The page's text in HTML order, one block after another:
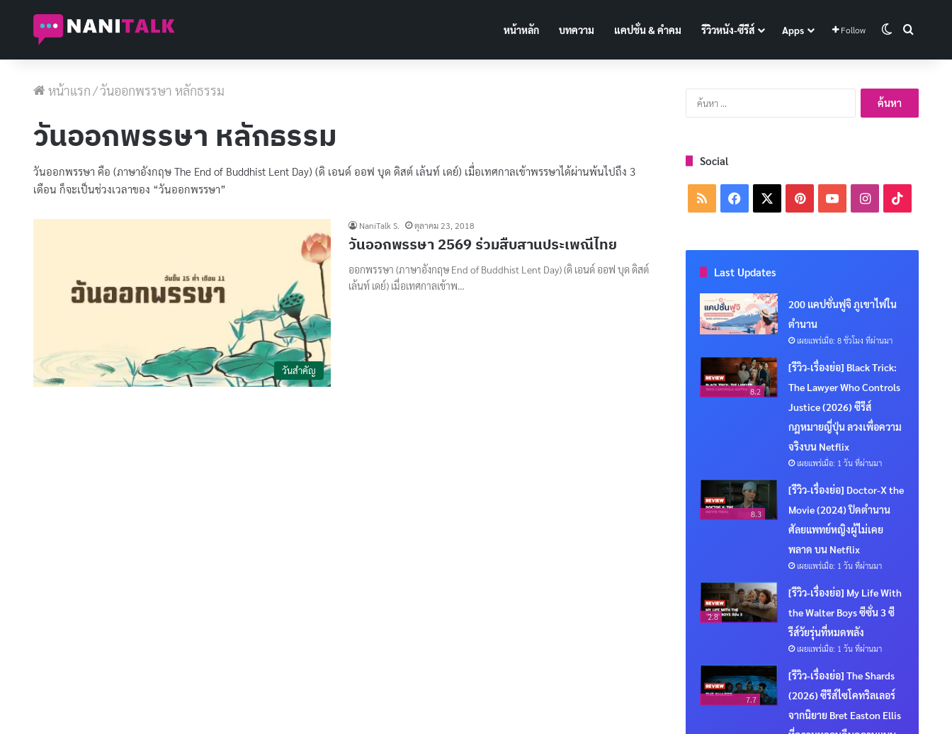
หน้าหลัก บทความ แคปชั่น & คำคม รีวิวหนัง-ซีรีส์ Apps Follow Switch skin
หน้าแรก/วันออกพรรษา หลักธรรม
วันออกพรรษา หลักธรรม
วันออกพรรษา คือ (ภาษาอังกฤษ The End of Buddhist Lent Day) (ดิ เอนด์ ออฟ บุด ดิสต์ เล้นท์ เดย์) เมื่อเทศกาลเข้าพรรษาได้ผ่านพ้นไปถึง 3
เดือน ก็จะเป็นช่วงเวลาของ “วันออกพรรษา”
วันสำคัญ
NaniTalk S. ตุลาคม 23, 2018
วันออกพรรษา 2569 ร่วมสืบสานประเพณีไทย
ออกพรรษา (ภาษาอังกฤษ End of Buddhist Lent Day) (ดิ เอนด์ ออฟ บุด ดิสต์
เล้นท์ เดย์) เมื่อเทศกาลเข้าพ…
ค้นหา
สำหรับ:
Social
RSS Facebook PinterestYouTubeInstagram
Last Updates
200 แคปชั่นฟูจิ ภูเขาไฟใน
ตำนาน
เผยแพร่เมื่อ: 8 ชั่วโมง ที่ผ่านมา
8.2
[รีวิว-เรื่องย่อ] Black Trick:
The Lawyer Who Controls
Justice (2026) ซีรีส์
กฎหมายญี่ปุ่น ลวงเพื่อความ
จริงบน Netflix
เผยแพร่เมื่อ: 1 วัน ที่ผ่านมา
8.3
[รีวิว-เรื่องย่อ] Doctor-X the
Movie (2024) ปิดตำนาน
ศัลยแพทย์หญิงผู้ไม่เคย
พลาด บน Netflix
เผยแพร่เมื่อ: 1 วัน ที่ผ่านมา
2.8
[รีวิว-เรื่องย่อ] My Life With
the Walter Boys ซีซั่น 3 ซี
รีส์วัยรุ่นที่หมดพลัง
เผยแพร่เมื่อ: 1 วัน ที่ผ่านมา
7.7
[รีวิว-เรื่องย่อ] The Shards
(2026) ซีรีส์ไซโคทริลเลอร์
จากนิยาย Bret Easton Ellis